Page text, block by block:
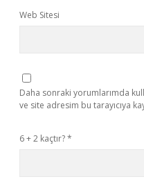
Web Sitesi
Daha sonraki yorumlarımda
ve site adresim bu tarayıcıya
6 + 2 kaçtır?*